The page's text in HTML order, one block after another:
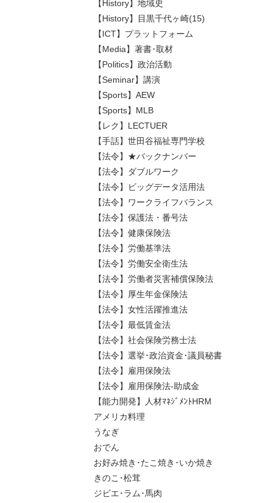
【History】地域史
【History】目黒千代ヶ崎(15)
【ICT】プラットフォーム
【Media】著書･取材
【Politics】政治活動
【Seminar】講演
【Sports】AEW
【Sports】MLB
【レク】LECTUER
【手話】世田谷福祉専門学校
【法令】★バックナンバー
【法令】ダブルワーク
【法令】ビッグデータ活用法
【法令】ワークライフバランス
【法令】保護法・番号法
【法令】健康保険法
【法令】労働基準法
【法令】労働安全衛生法
【法令】労働者災害補償保険法
【法令】厚生年金保険法
【法令】女性活躍推進法
【法令】最低賃金法
【法令】社会保険労務士法
【法令】選挙･政治資金･議員秘書
【法令】雇用保険法
【法令】雇用保険法-助成金
【能力開発】人材ﾏﾈｼﾞﾒﾝﾄHRM
アメリカ料理
うなぎ
おでん
お好み焼き･たこ焼き･いか焼き
きのこ･松茸
ジビエ･ラム･馬肉